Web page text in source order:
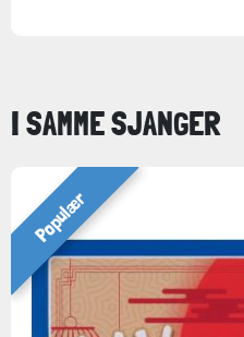
I SAMME SJANGER
Populær